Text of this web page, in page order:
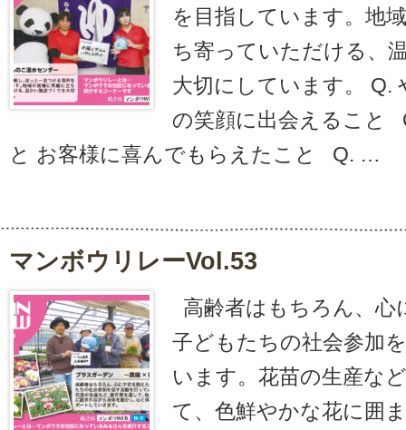
を目指しています。地
ち寄っていただける、
大切にしています。 Q.
の笑顔に出会えること
と お客様に喜んでもらえたこと Q. …
マンボウリレーvol.53
高齢者はもちろん、心
子どもたちの社会参加
います。花苗の生産な
て、色鮮やかな花に囲